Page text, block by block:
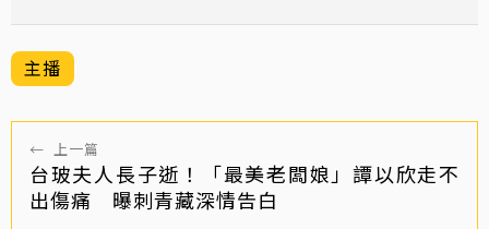
主播
← 上一篇
台玻夫人長子逝！「最美老闆娘」譚以欣走不
出傷痛 曝刺青藏深情告白